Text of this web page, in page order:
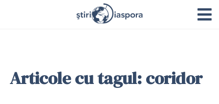
Articole cu tagul: coridor